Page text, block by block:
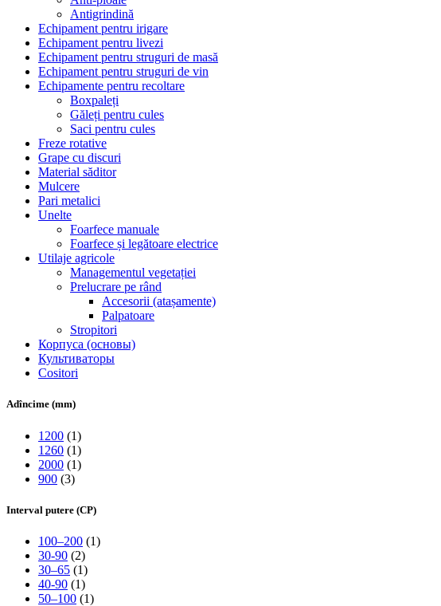
Antigrindină
Echipament pentru irigare
Echipament pentru livezi
Echipament pentru struguri de masă
Echipament pentru struguri de vin
Echipamente pentru recoltare
Boxpaleți
Găleți pentru cules
Saci pentru cules
Freze rotative
Grape cu discuri
Material săditor
Mulcere
Pari metalici
Unelte
Foarfece manuale
Foarfece și legătoare electrice
Utilaje agricole
Managementul vegetației
Prelucrare pe rând
Accesorii (atașamente)
Palpatoare
Stropitori
Корпуса (основы)
Культиваторы
Cositori
Adîncime (mm)
1200 (1)
1260 (1)
2000 (1)
900 (3)
Interval putere (CP)
100–200 (1)
30-90 (2)
30–65 (1)
40-90 (1)
50–100 (1)